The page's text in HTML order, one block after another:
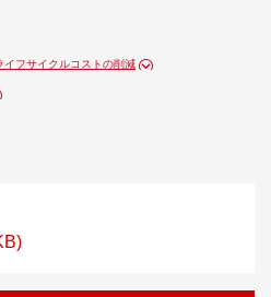
フサイクルコストの削減